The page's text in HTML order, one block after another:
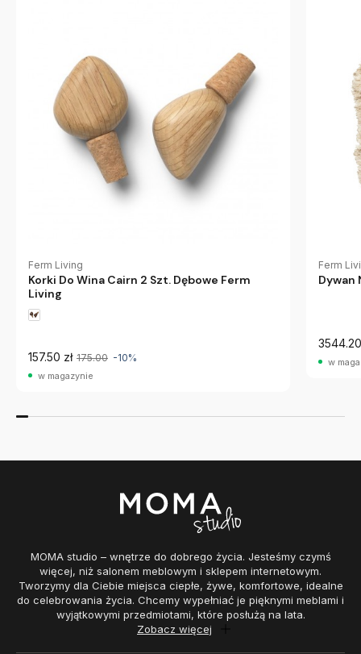
Ferm Living
Korki Do Wina Cairn 2 Szt. Dębowe Ferm
Living
157.50 zł 175.00 -10%
w magazynie
Ferm
Dywan
w
MOMA studio – wnętrze do dobrego życia. Jesteśmy czymś
więcej, niż salonem meblowym i sklepem internetowym.
Tworzymy dla Ciebie miejsca ciepłe, żywe, komfortowe, idealne
do celebrowania życia. Chcemy wypełniać je pięknymi meblami i
wyjątkowymi przedmiotami, które posłużą na lata.
Zobacz więcej